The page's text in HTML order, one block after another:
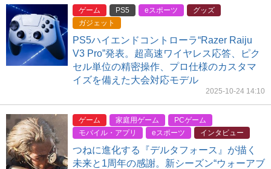
ゲーム PS5 eスポーツ
グッズ
ガジェット
PS5ハイエンドコントローラ“Razer Raiju
V3 Pro”発表。超高速ワイヤレス応答、ピク
セル単位の精密操作、プロ仕様のカスタマ
イズを備えた大会対応モデル
2025-10-24 14:10
ゲーム 家庭用ゲーム
PCゲーム
モバイル・アプリ
eスポーツ インタビュー
つねに進化する『デルタフォース』が描く
未来と1周年の感謝。新シーズン“ウォーアブ